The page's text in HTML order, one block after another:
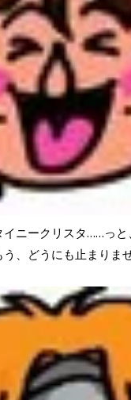
ニークリスタ……っと
、どうにも止まりませ